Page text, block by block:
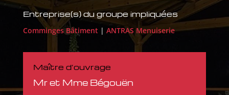
Entreprise(s) du groupe impliquées
Comminges Bâtiment | ANTRAS Menuiserie
Maître d’ouvrage
Mr et Mme Bégouën